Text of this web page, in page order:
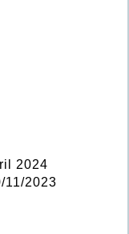
2024
11/2023